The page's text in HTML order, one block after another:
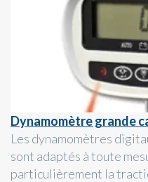
Dynamomètre grande
Les dynamomètres
sont adaptés à toute
particulièrement la